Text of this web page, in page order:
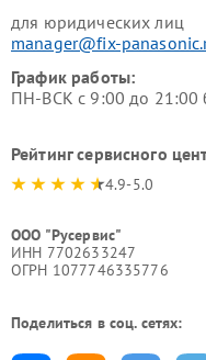
для юридических лиц
manager@fix-
График работы:
ПН-ВСК с 9:00 до 21:00
Рейтинг сервисного
4.9-5.0
ООО "Русервис"
ИНН 7702633247
ОГРН 1077746335776
Поделиться в соц. сетях: